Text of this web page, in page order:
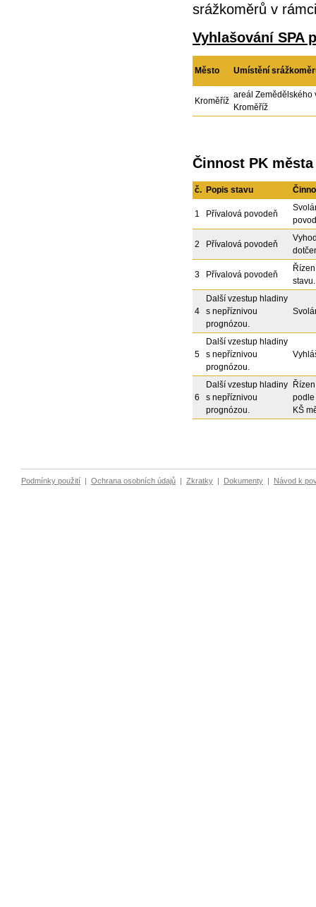
srážkoměrů v
Vyhlašování SPA
Město Umístění
Kroměříž
areál Zemědělského
Kroměříž
Činnost PK
č. Popis stavu
1 Přívalová povodeň
2 Přívalová povodeň
3 Přívalová povodeň
stavu.
4
Další vzestup hladiny
s nepříznivou
prognózou.
5
Další vzestup hladiny
s nepříznivou
prognózou.
6
Další vzestup hladiny
s nepříznivou
prognózou.
podle
KŠ
Podmínky použití | Ochrana osobních údajů | Zkratky | Dokumenty | Návod k